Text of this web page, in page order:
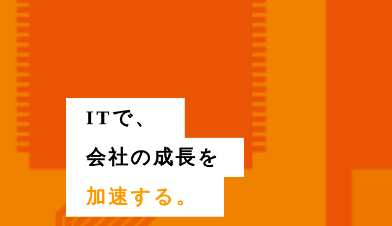
ITで、
会社の成長を
加速する。